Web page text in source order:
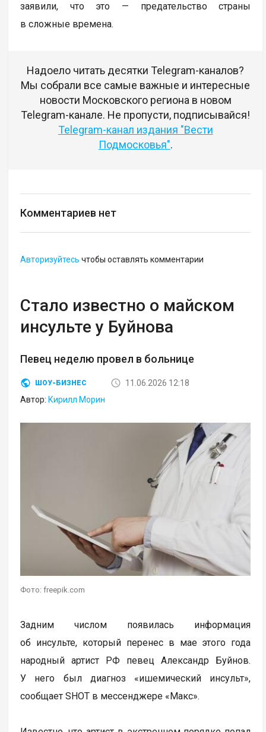
заявили, что это — предательство страны
в сложные времена.
Надоело читать десятки Telegram-каналов?
Мы собрали все самые важные и интересные
новости Московского региона в новом
Telegram-канале. Не пропусти, подписывайся!
Telegram-канал издания "Вести
Подмосковья".
Комментариев нет
Авторизуйтесь чтобы оставлять комментарии
Стало известно о майском
инсульте у Буйнова
Певец неделю провел в больнице
ШОУ-БИЗНЕС
11.06.2026 12:18
Автор: Кирилл Морин
Фото: freepik.com
Задним числом появилась информация
об инсульте, который перенес в мае этого года
народный артист РФ певец Александр Буйнов.
У него был диагноз «ишемический инсульт»,
сообщает SHOT в мессенджере «Макс».